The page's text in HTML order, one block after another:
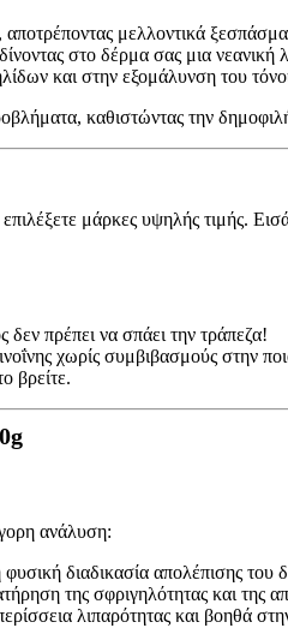
μελλοντικά
στο δέρμα σας μια νεανική
και στην εξομάλυνση του
καθιστώντας την
μάρκες υψηλής τιμής.
δεν πρέπει να σπάει την τράπεζα!
χωρίς συμβιβασμούς στην
βρείτε.
ανάλυση:
φυσική διαδικασία απολέπισης του
της σφριγηλότητας και της
λιπαρότητας και